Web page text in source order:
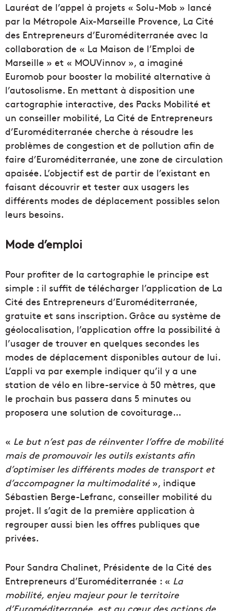
Lauréat de l’appel à projets « Solu-Mob » lancé
par la Métropole Aix-Marseille Provence, La Cité
des Entrepreneurs d’Euroméditerranée avec la
collaboration de « La Maison de l’Emploi de
Marseille » et « MOUVinnov », a imaginé
Euromob pour booster la mobilité alternative à
l’autosolisme. En mettant à disposition une
cartographie interactive, des Packs Mobilité et
un conseiller mobilité, La Cité de Entrepreneurs
d’Euroméditerranée cherche à résoudre les
problèmes de congestion et de pollution afin de
faire d’Euroméditerranée, une zone de circulation
apaisée. L’objectif est de partir de l’existant en
faisant découvrir et tester aux usagers les
différents modes de déplacement possibles selon
leurs besoins.
Mode d’emploi
Pour profiter de la cartographie le principe est
simple : il suffit de télécharger l’application de La
Cité des Entrepreneurs d’Euroméditerranée,
gratuite et sans inscription. Grâce au système de
géolocalisation, l’application offre la possibilité à
l’usager de trouver en quelques secondes les
modes de déplacement disponibles autour de lui.
L’appli va par exemple indiquer qu’il y a une
station de vélo en libre-service à 50 mètres, que
le prochain bus passera dans 5 minutes ou
proposera une solution de covoiturage…
« Le but n’est pas de réinventer l’offre de mobilité
mais de promouvoir les outils existants afin
d’optimiser les différents modes de transport et
d’accompagner la multimodalité», indique
Sébastien Berge-Lefranc, conseiller mobilité du
projet. Il s’agit de la première application à
regrouper aussi bien les offres publiques que
privées.
Pour Sandra Chalinet, Présidente de la Cité des
Entrepreneurs d’Euroméditerranée : « La
mobilité, enjeu majeur pour le territoire
d’Euroméditerranée, est au cœur des actions de